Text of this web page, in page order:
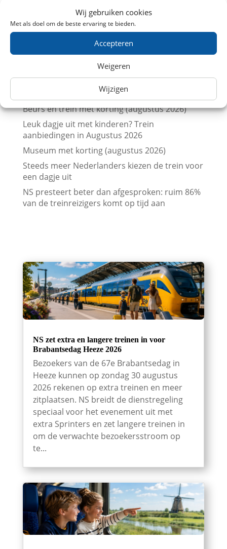
Wij gebruiken cookies
Met als doel om de beste ervaring te bieden.
Accepteren
Weigeren
Wijzigen
Vergelijk treinkaartjes naar Londen met
Vergelijk treinkaartjes naar Parijs met
Beurs en trein met korting (augustus 2026)
Leuk dagje uit met kinderen? Trein
aanbiedingen in Augustus 2026
Museum met korting (augustus 2026)
Steeds meer Nederlanders kiezen de trein voor
een dagje uit
NS presteert beter dan afgesproken: ruim 86%
van de treinreizigers komt op tijd aan
NS zet extra en langere treinen in voor
Brabantsedag Heeze 2026
Bezoekers van de 67e Brabantsedag in
Heeze kunnen op zondag 30 augustus
2026 rekenen op extra treinen en meer
zitplaatsen. NS breidt de dienstregeling
speciaal voor het evenement uit met
extra Sprinters en zet langere treinen in
om de verwachte bezoekersstroom op
te...